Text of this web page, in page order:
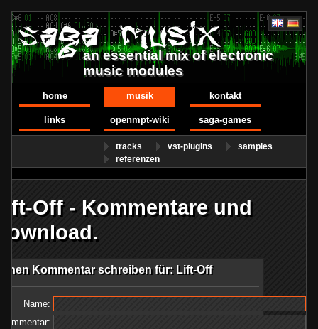
an essential mix of electronic
music modules
home musik kontakt
links openmpt-wiki saga-games
tracks vst-plugins
samples
referenzen
Off - Kommentare und
Kommentar schreiben für: Lift-Off
Name:
Kommentar: